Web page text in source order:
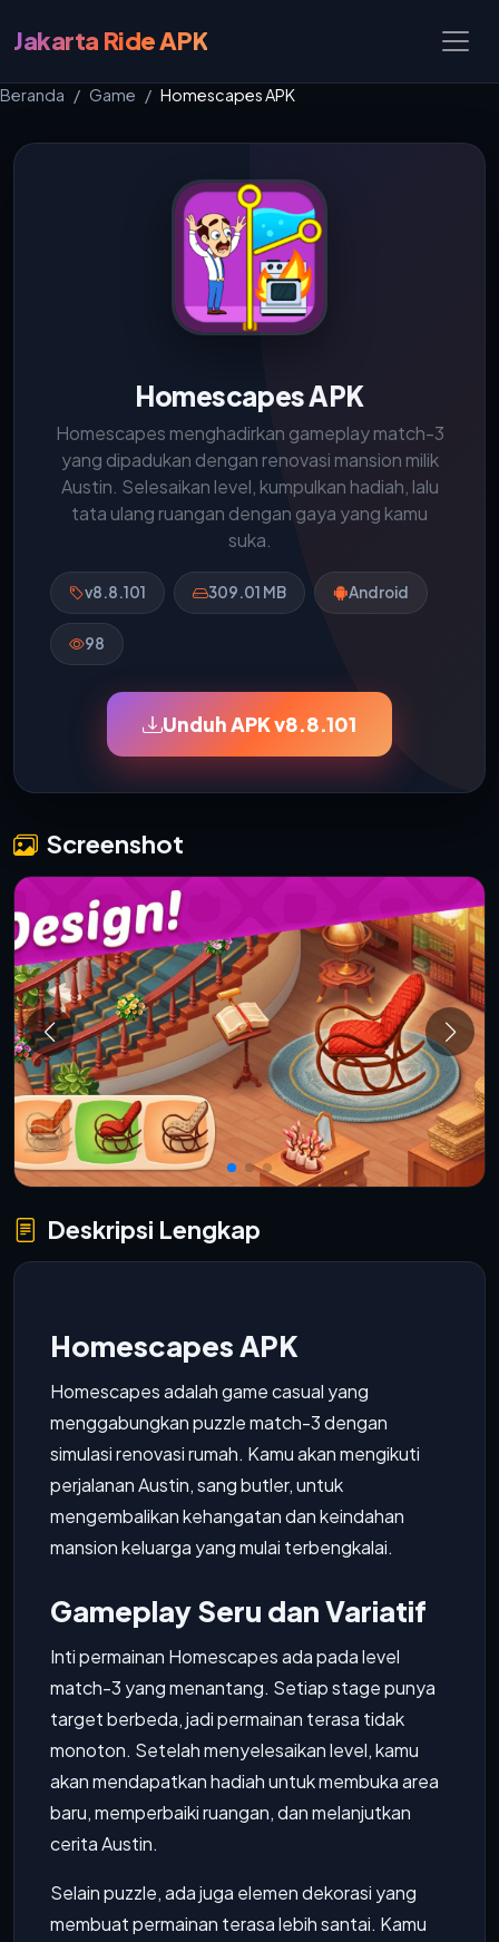
Jakarta Ride APK
Beranda Game Homescapes APK
Homescapes APK
Homescapes menghadirkan gameplay match-3
yang dipadukan dengan renovasi mansion milik
Austin. Selesaikan level, kumpulkan hadiah, lalu
tata ulang ruangan dengan gaya yang kamu
suka.
v8.8.101 309.01 MB Android
98
Unduh APK v8.8.101
Screenshot
Deskripsi Lengkap
Homescapes APK
Homescapes adalah game casual yang
menggabungkan puzzle match-3 dengan
simulasi renovasi rumah. Kamu akan mengikuti
perjalanan Austin, sang butler, untuk
mengembalikan kehangatan dan keindahan
mansion keluarga yang mulai terbengkalai.
Gameplay Seru dan Variatif
Inti permainan Homescapes ada pada level
match-3 yang menantang. Setiap stage punya
target berbeda, jadi permainan terasa tidak
monoton. Setelah menyelesaikan level, kamu
akan mendapatkan hadiah untuk membuka area
baru, memperbaiki ruangan, dan melanjutkan
cerita Austin.
Selain puzzle, ada juga elemen dekorasi yang
membuat permainan terasa lebih santai. Kamu